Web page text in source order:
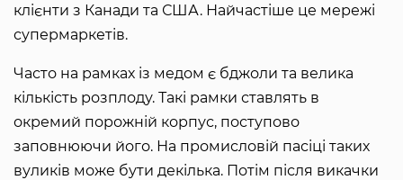
клієнти з Канади та США. Найчастіше це мережі
супермаркетів.
Часто на рамках із медом є бджоли та велика
кількість розплоду. Такі рамки ставлять в
окремий порожній корпус, поступово
заповнюючи його. На промисловій пасіці таких
вуликів може бути декілька. Потім після викачки